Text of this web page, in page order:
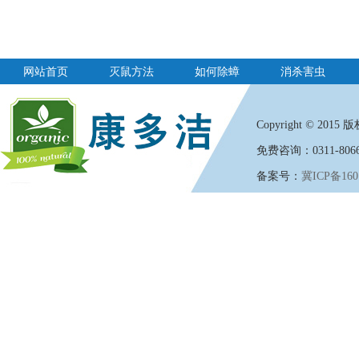
网站首页 灭鼠方法 如何除蟑 消杀害虫
Copyright © 2015 版
免费咨询：0311-
备案号： 冀ICP备